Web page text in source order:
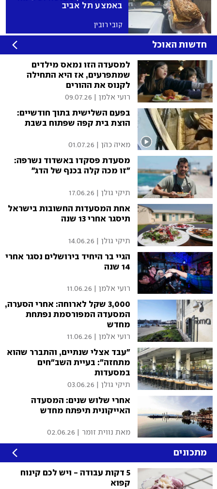
באמצע תל אביב
קובי רובין
חדשות האוכל
למסעדה הזו נמאס מילדים
שמתפרעים, אז היא התחילה
לקנוס את ההורים
רועי אלמן 09.07.26
בפעם השלישית בתוך חודשיים:
הוצת בית קפה שפתוח בשבת
מאיה כהן 01.07.26
מסעדת פסקדו באשדוד נשרפה:
"זו מכה קלה בכנף של הדג"
תיקי גולן 17.06.26
אחת המסעדות החשובות בישראל
תיסגר אחרי 13 שנה
תיקי גולן 14.06.26
הגיי בר היחיד בירושלים נסגר אחרי
14 שנה
רועי אלמן 11.06.26
3,000 שקל לארוחה: אחרי הסערה,
המסעדה המפורסמת נפתחת
מחדש
רועי אלמן 11.06.26
"עבד אצלי שנתיים, והתברר שהוא
מתחזה": בעיית השב"חים
במסעדות
תיקי גולן 03.06.26
אחרי שלוש שנים: המסעדה
האייקונית תיפתח מחדש
מאת נווית זומר 02.06.26
מתכונים
5 דקות עבודה - ויש לכם קינוח
קפוא